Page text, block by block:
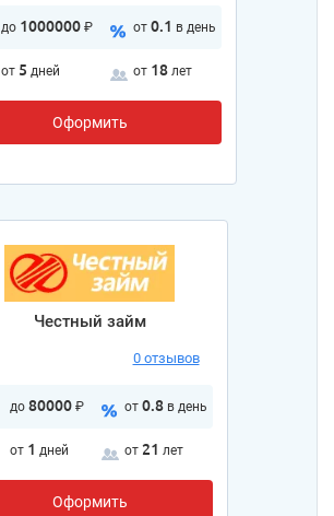
до 1000000 ₽ от 0.1 в день
от 5 дней от 18 лет
Оформить
Честный займ
0 отзывов
до 80000 ₽ от 0.8 в день
от 1 дней от 21 лет
Оформить